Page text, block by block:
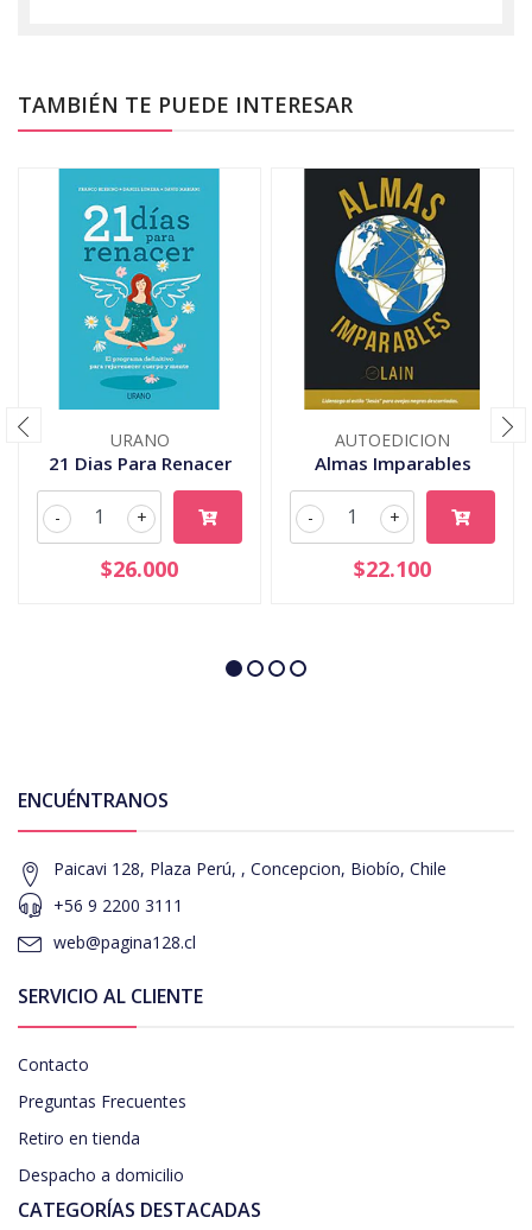
TAMBIÉN TE PUEDE INTERESAR
URANO
21 Dias Para Renacer
+
-
$26.000
AUTOEDICION
Almas Imparables
+
-
$22.100
ENCUÉNTRANOS
Paicavi 128, Plaza Perú, , Concepcion, Biobío, Chile
+56 9 2200 3111
web@pagina128.cl
SERVICIO AL CLIENTE
Contacto
Preguntas Frecuentes
Retiro en tienda
Despacho a domicilio
CATEGORÍAS DESTACADAS